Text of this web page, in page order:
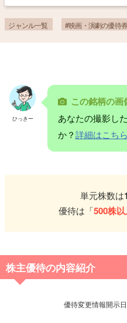
ジャンル一覧 #映画・演劇の優待券
ひっきー
この銘柄の画
あなたの撮影し
か？詳細はこちら
単元株数は
優待は「500株
株主優待の内容紹介
優待変更情報開示